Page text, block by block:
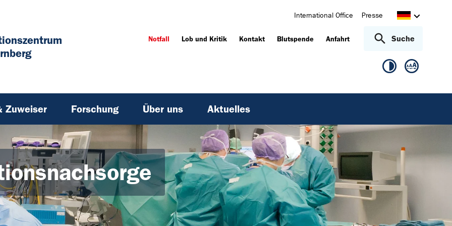
International Office Presse
Notfall Lob und Kritik Kontakt Blutspende Anfahrt Suche
Zuweiser Forschung Über uns Aktuelles